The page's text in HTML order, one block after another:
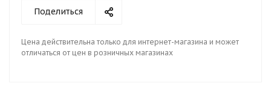
Поделиться
Цена действительна только для интернет-магазина и может
отличаться от цен в розничных магазинах